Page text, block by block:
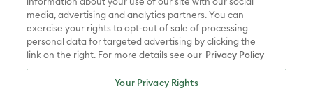
Entertainment Inc. & Universal Television LLC (sXX); THE HOBBIT: AN
UNEXPECTED JOURNEY, THE HOBBIT: THE DESOLATION OF SMAUG,
THE HOBBIT: THE BATTLE OF THE FIVE ARMIES, THE LORD OF THE
RINGS: THE FELLOWSHIP OF THE RING, THE LORD OF THE RINGS: THE
TWO TOWERS, THE LORD OF THE RINGS: THE RETURN OF THE KING
and the names of the characters, items, events and places therein are
TM of The Saul Zaentz Company d/b/a Middle-earth Enterprises
under license to New Line Productions, Inc. (sXX), © Warner Bros.
media, advertising and analytics partners. You can
exercise your rights to opt-out of sale of processing
personal data for targeted advertising by clicking the
link on the right. For more details see our Privacy Policy
Your Privacy Rights